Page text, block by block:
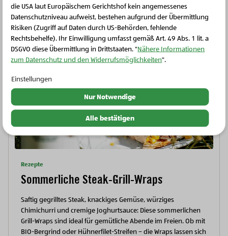
Weitere Rezepte
Rezepte
Sommerliche Steak-Grill-Wraps
Saftig gegrilltes Steak, knackiges Gemüse, würziges
Chimichurri und cremige Joghurtsauce: Diese sommerlichen
Grill-Wraps sind ideal für gemütliche Abende im Freien. Ob mit
BIO-Bergrind oder Hühnerfilet-Streifen – die Wraps lassen sich
Schließen Sie dieses Feld
die USA laut Europäischem Gerichtshof kein angemessenes
Datenschutzniveau aufweist, bestehen aufgrund der Übermittlung
Risiken (Zugriff auf Daten durch US-Behörden, fehlende
Rechtsbehelfe). Ihr Einwilligung umfasst gemäß Art. 49 Abs. 1 lit. a
DSGVO diese Übermittlung in Drittstaaten. "Nähere Informationen
zum Datenschutz und den Widerrufsmöglichkeiten".
Einstellungen
Nur Notwendige
Alle bestätigen